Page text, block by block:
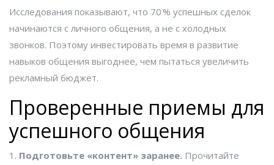
Исследования показывают, что 70 % успешных сделок
начинаются с личного общения, а не с холодных
звонков. Поэтому инвестировать время в развитие
навыков общения выгоднее, чем пытаться увеличить
рекламный бюджет.
Проверенные приемы для
успешного общения
1. Подготовьте «контент» заранее. Прочитайте